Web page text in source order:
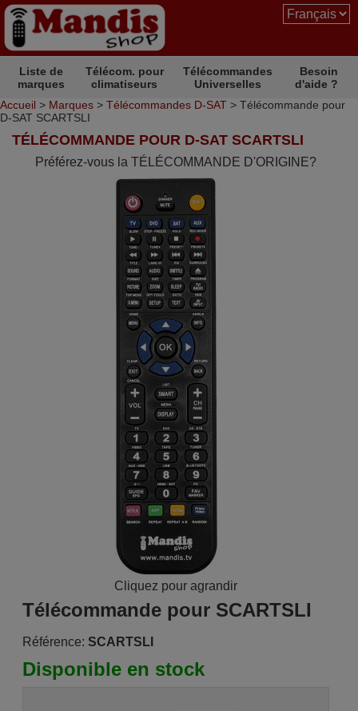
Liste de
marques
Télécom. pour
climatiseurs
Télécommandes
Universelles
Besoin
d'aide ?
Accueil > Marques > Télécommandes D-SAT > Télécommande pour
D-SAT SCARTSLI
TÉLÉCOMMANDE POUR D-SAT SCARTSLI
Préférez-vous la TÉLÉCOMMANDE D'ORIGINE?
Cliquez pour agrandir
Télécommande pour SCARTSLI
Référence: SCARTSLI
Disponible en stock